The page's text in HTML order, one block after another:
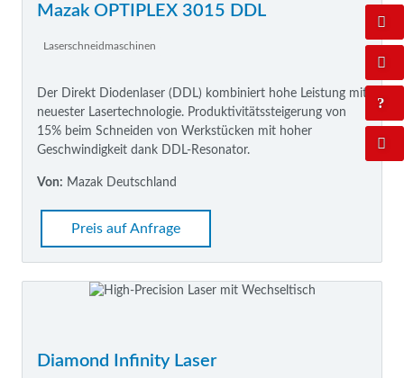
Mazak OPTIPLEX 3015 DDL
Laserschneidmaschinen
Der Direkt Diodenlaser (DDL) kombiniert hohe Leistung mit
neuester Lasertechnologie. Produktivitätssteigerung von
15% beim Schneiden von Werkstücken mit hoher
Geschwindigkeit dank DDL-Resonator.
Von: Mazak Deutschland
Preis auf Anfrage
Diamond Infinity Laser